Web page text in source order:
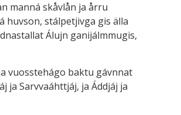
manná skåvlån ja årru
huvson, stálpetjivga gis älla
Álujn ganijálmmugis,
vuosstehágo baktu gávnnat
ja Sarvvaáhttjáj, ja Áddjáj ja